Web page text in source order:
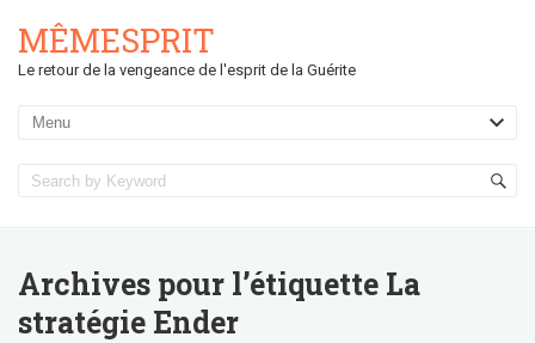
MÊMESPRIT
Le retour de la vengeance de l'esprit de la Guérite
Archives pour l’étiquette La
stratégie Ender